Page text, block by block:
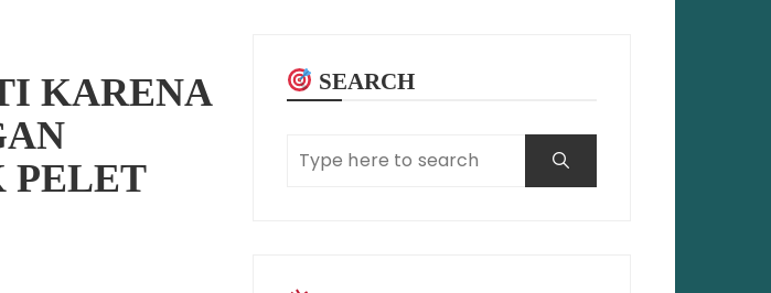
KARENA
PELET
SEARCH